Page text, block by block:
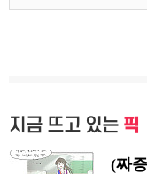
지금 뜨고 있는 픽
(짜